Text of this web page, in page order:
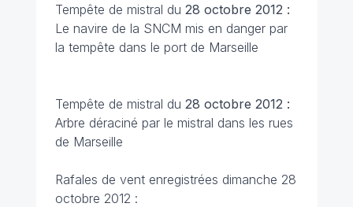
Tempête de mistral du 28 octobre 2012 :
Le navire de la SNCM mis en danger par
la tempête dans le port de Marseille
Tempête de mistral du 28 octobre 2012 :
Arbre déraciné par le mistral dans les rues
de Marseille
Rafales de vent enregistrées dimanche 28
octobre 2012 :